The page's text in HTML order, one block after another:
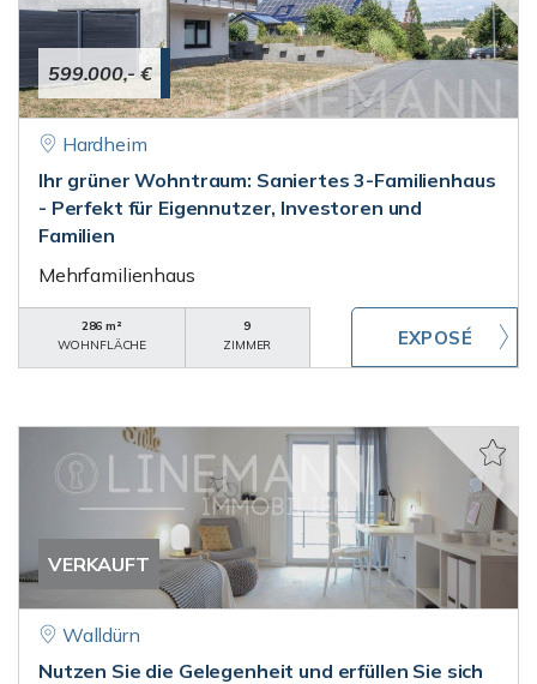
599.000,- €
Hardheim
Ihr grüner Wohntraum: Saniertes 3-Familienhaus
- Perfekt für Eigennutzer, Investoren und
Familien
Mehrfamilienhaus
286 m²
WOHNFLÄCHE
9
ZIMMER
VERKAUFT
Walldürn
Nutzen Sie die Gelegenheit und erfüllen Sie sich